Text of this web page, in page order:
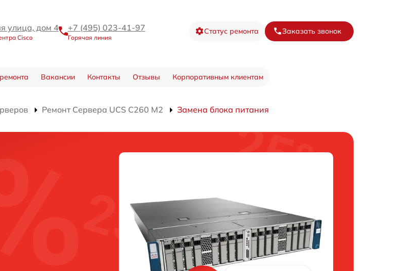
улица, дом 4
Cisco
+7 (495) 023-41-97
Горячая линия
Статус ремонта Заказать звонок
Вакансии Контакты Отзывы Корпоративным клиентам
Ремонт Сервера UCS C260 M2 Замена блока питания